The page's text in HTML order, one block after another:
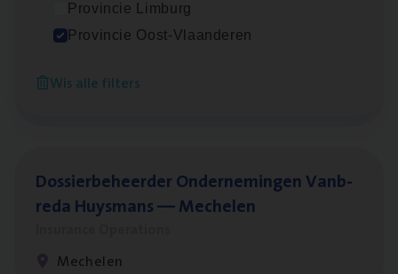
Provincie Limburg
Provincie Oost-Vlaanderen
Wis alle filters
Dos­sier­be­heer­der Gewaar­borgd Inkomen
Antwerpen
Dos­sier­be­heer­der Onder­ne­min­gen Van­b­
re­da Huys­mans — Mechelen
Mechelen